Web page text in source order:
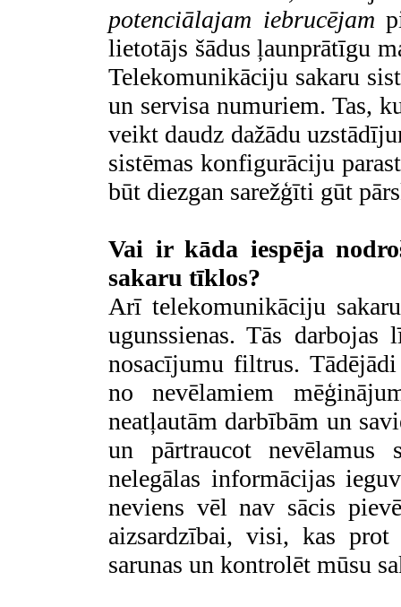
potenciālajam iebrucējam
lietotājs šādus ļaunprātīgu
Telekomunikāciju sakaru
un servisa numuriem. Tas,
veikt daudz dažādu
sistēmas konfigurāciju
būt diezgan sarežģīti gūt
Vai ir kāda iespēja
sakaru tīklos?
Arī telekomunikāciju
ugunssienas. Tās
nosacījumu filtrus.
no nevēlamiem
neatļautām darbībām un
un pārtraucot nevēlamus
nelegālas informācijas
neviens vēl nav sācis
aizsardzībai, visi, kas
sarunas un kontrolēt mūsu